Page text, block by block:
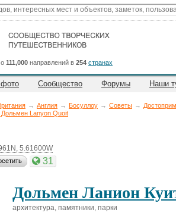
о 111,000 направлений в 254 странах
Сообщество Форумы Наши
→ Англия → Босуллоу → Советы →
Lanyon Quoit
5.61600W
31
Дольмен Ланион
архитектура, памятники, парки